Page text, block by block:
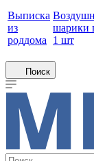
Выписка
из
роддома
шарики
1 шт
Поиск